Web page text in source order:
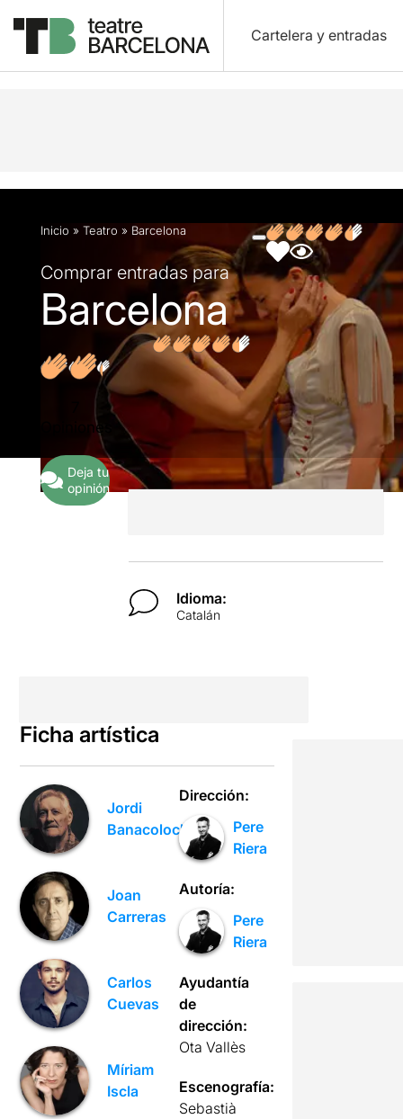
Cartelera y entradas
Descripción Ficha artística Fotos y vídeos
Inicio » Teatro » Barcelona
Comprar entradas para
Barcelona
Opiniones
Deja tu
opinión
Idioma:
Catalán
Ficha artística
Jordi
Banacolocha
Joan
Carreras
Carlos
Cuevas
Míriam
Iscla
Dirección:
Pere
Riera
Autoría:
Pere
Riera
Ayudantía
de
dirección:
Ota Vallès
Escenografía:
Sebastià